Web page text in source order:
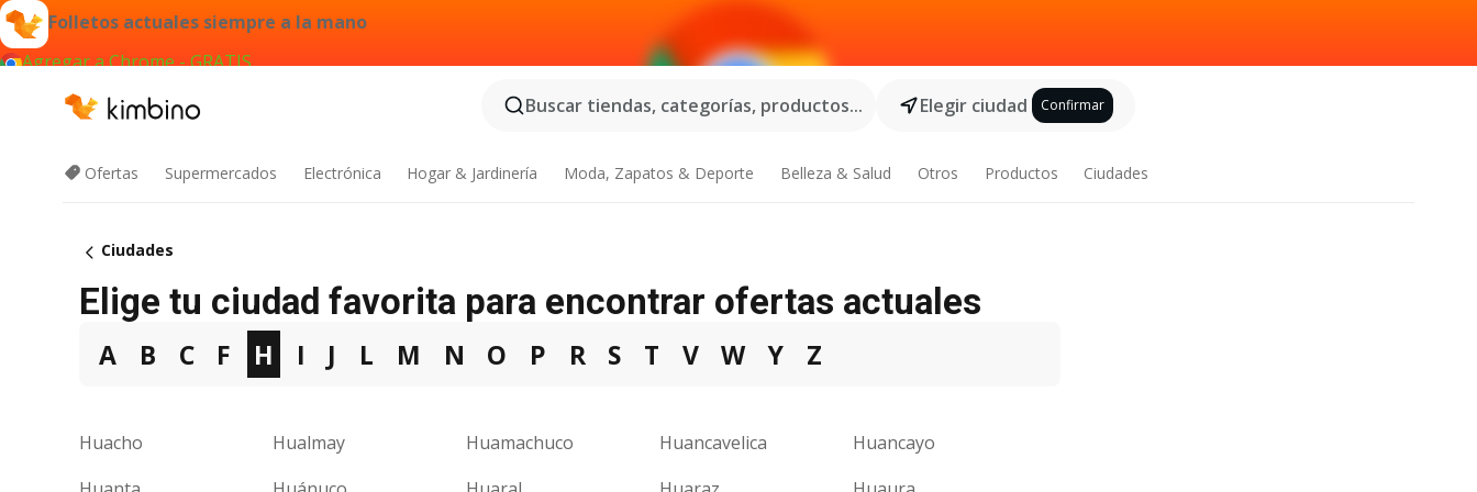
Folletos actuales siempre a la mano
Agregar a Chrome - GRATIS
Buscar tiendas, categorías, productos...
Elegir ciudad Confirmar
Ofertas Supermercados Electrónica Hogar & Jardinería Moda, Zapatos & Deporte Belleza & Salud Otros Productos Ciudades
Ciudades
Elige tu ciudad favorita para encontrar ofertas actuales
A B C F H I J L M N O P R S T V W Y Z
Huacho Hualmay Huamachuco Huancavelica
Huancayo